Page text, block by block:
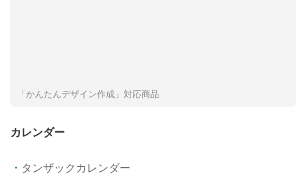
「かんたんデザイン作成」対応商品
カレンダー
タンザックカレンダー